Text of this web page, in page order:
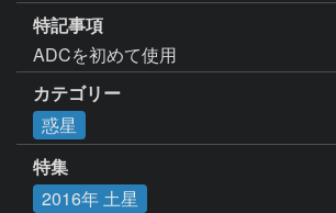
特記事項
ADCを初めて使用
カテゴリー
惑星
特集
2016年 土星